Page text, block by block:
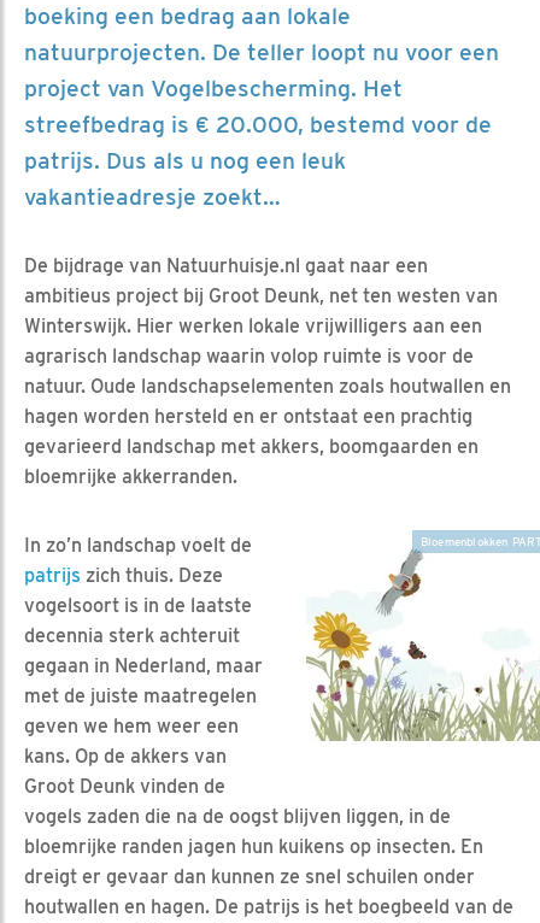
boeking een bedrag aan lokale
natuurprojecten. De teller loopt nu voor een
project van Vogelbescherming. Het
streefbedrag is € 20.000, bestemd voor de
patrijs. Dus als u nog een leuk
vakantieadresje zoekt…
De bijdrage van Natuurhuisje.nl gaat naar een
ambitieus project bij Groot Deunk, net ten westen van
Winterswijk. Hier werken lokale vrijwilligers aan een
agrarisch landschap waarin volop ruimte is voor de
natuur. Oude landschapselementen zoals houtwallen en
hagen worden hersteld en er ontstaat een prachtig
gevarieerd landschap met akkers, boomgaarden en
bloemrijke akkerranden.
Bloemenblokken
In zo’n landschap voelt de
patrijs zich thuis. Deze
vogelsoort is in de laatste
decennia sterk achteruit
gegaan in Nederland, maar
met de juiste maatregelen
geven we hem weer een
kans. Op de akkers van
Groot Deunk vinden de
vogels zaden die na de oogst blijven liggen, in de
bloemrijke randen jagen hun kuikens op insecten. En
dreigt er gevaar dan kunnen ze snel schuilen onder
houtwallen en hagen. De patrijs is het boegbeeld van de